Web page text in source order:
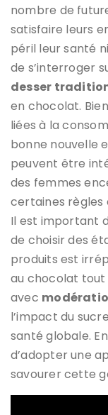
nombre de
satisfaire leurs
péril leur santé
de s’interroger
desser
en chocolat.
liées à la
bonne nouvelle
peuvent être
des femmes
certaines règles
Il est important
de choisir des
produits est
au chocolat
avec
l’impact du
santé globale.
d’adopter une
savourer cette